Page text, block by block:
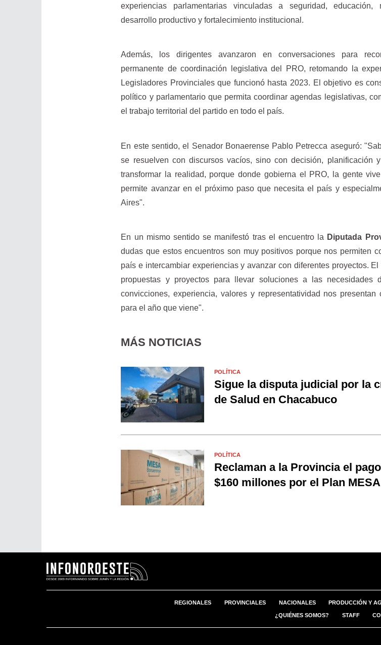
experiencias parlamentarias vinculadas a seguridad, educación,
desarrollo productivo y fortalecimiento institucional.
Además, los dirigentes avanzaron en conversaciones para
permanente de coordinación legislativa del PRO, retomando la
Legisladores Provinciales que funcionó hasta 2023. El objetivo es
político y parlamentario que permita coordinar agendas legislativas,
el trabajo territorial del partido en todo el país.
En este sentido, el Senador Bonaerense Pablo Petrecca aseguró:
se resuelven con discursos vacíos, sino con decisión, planificación
transformar la realidad, porque donde gobierna el PRO, la gente
permite avanzar en el próximo paso que necesita el país y
Aires".
En un mismo sentido se manifestó tras el encuentro la Diputada
dudas que estos encuentros son muy positivos porque nos permiten
país e intercambiar experiencias y avanzar con diferentes proyectos.
propuestas y proyectos para llevar soluciones a las necesidades
convicciones, experiencia, valores y representatividad nos presentan
para el año que viene".
MÁS NOTICIAS
POLÍTICA
Sigue la disputa judicial por la
de Salud en Chacabuco
POLÍTICA
Reclaman a la Provincia el
$160 millones por el Plan
REGIONALES PROVINCIALES NACIONALES PRODUCCIÓN Y
¿QUIÉNES SOMOS? STAFF